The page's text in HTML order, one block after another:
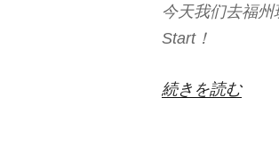
今天我们去福
Start！
“NOIP
続きを読む